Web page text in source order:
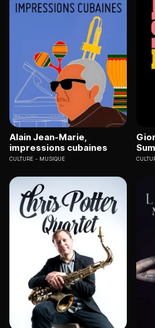
Alain Jean-Marie,
impressions cubaines
CULTURE MUSIQUE